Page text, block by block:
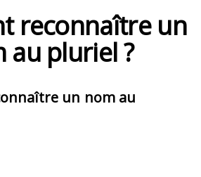
reconnaître un
au pluriel ?
un nom au